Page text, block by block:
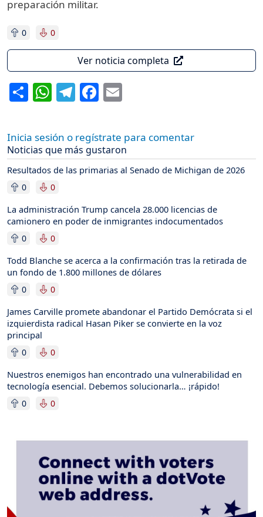
preparación militar.
0 0
Ver noticia completa
ShareWhatsApp
Telegram
Facebook
Inicia sesión o regístrate para comentar
Noticias que más gustaron
Resultados de las primarias al Senado de Michigan de 2026
0 0
La administración Trump cancela 28.000 licencias de
camionero en poder de inmigrantes indocumentados
0 0
Todd Blanche se acerca a la confirmación tras la retirada de
un fondo de 1.800 millones de dólares
0 0
James Carville promete abandonar el Partido Demócrata si el
izquierdista radical Hasan Piker se convierte en la voz
principal
0 0
Nuestros enemigos han encontrado una vulnerabilidad en
tecnología esencial. Debemos solucionarla… ¡rápido!
0 0